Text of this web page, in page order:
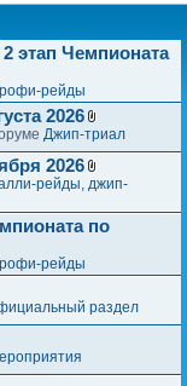
этап Чемпионата
рейды
2026
В
л
ж
н
и
Джип-триал
2026
В
о
ж
рейды, джип-
по
рейды
раздел